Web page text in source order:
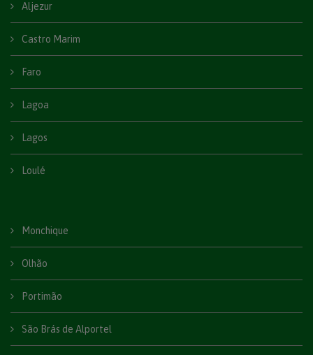
Aljezur
Castro Marim
Faro
Lagoa
Lagos
Loulé
Monchique
Olhão
Portimão
São Brás de Alportel